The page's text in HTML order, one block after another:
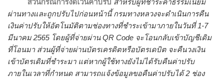
ผ่านทางและถูกปรับไปก่อนหน้านี้ กรมทางหลวงจะดำเนินการคืน
เงินค่าปรับให้อัตโนมัติตามช่องทางที่ชำระเข้ามาภายในวันที่ 1-7
มีนาคม 2565 โดยผู้ที่จ่ายผ่าน QR Code จะโอนกลับเข้าบัญชีเดิม
ที่โอนมา ส่วนผู้ที่จ่ายผ่านบัตรเครดิตหรือบัตรเดบิต จะคืนวงเงิน
เข้าบัตรเดิมที่ชำระมา แต่หากผู้ใช้ทางยังไม่ได้รับคืนค่าปรับ
ภายในเวลาที่กำหนด สามารถแจ้งข้อมูลขอคืนค่าปรับได้ 2 ช่อง